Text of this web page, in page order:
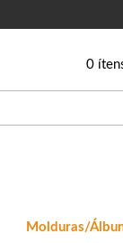
0
Molduras/